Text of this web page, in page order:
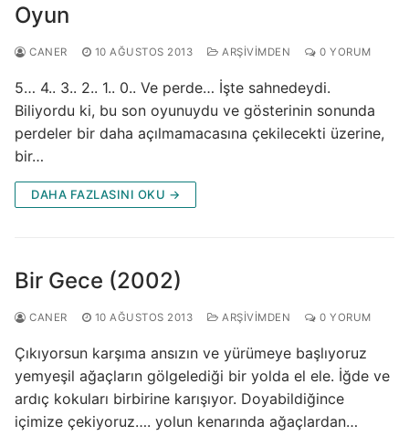
Oyun
CANER 10 AĞUSTOS 2013 ARŞIVIMDEN 0 YORUM
5… 4.. 3.. 2.. 1.. 0.. Ve perde… İşte sahnedeydi.
Biliyordu ki, bu son oyunuydu ve gösterinin sonunda
perdeler bir daha açılmamacasına çekilecekti üzerine,
bir…
DAHA FAZLASINI OKU →
Bir Gece (2002)
CANER 10 AĞUSTOS 2013 ARŞIVIMDEN 0 YORUM
Çıkıyorsun karşıma ansızın ve yürümeye başlıyoruz
yemyeşil ağaçların gölgelediği bir yolda el ele. İğde ve
ardıç kokuları birbirine karışıyor. Doyabildiğince
içimize çekiyoruz…. yolun kenarında ağaçlardan…